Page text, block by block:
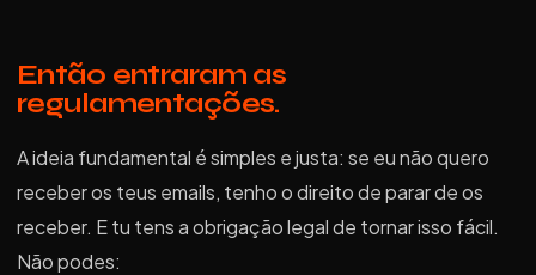
Então entraram as
regulamentações.
A ideia fundamental é simples e justa: se eu não quero
receber os teus emails, tenho o direito de parar de os
receber. E tu tens a obrigação legal de tornar isso fácil.
Não podes: